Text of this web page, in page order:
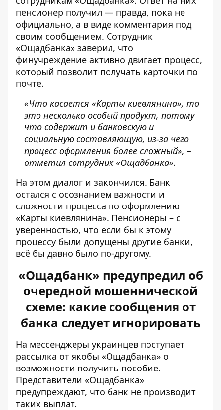
пенсионер получил — правда, пока не
официально, а в виде комментария под
своим сообщением. Сотрудник
«Ощадбанка» заверил, что
финучреждение активно двигает процесс,
который позволит получать карточки по
почте.
«Что касается «Карты киевлянина», то
это несколько особый продукт, потому
что содержит и банковскую и
социальную составляющую, из-за чего
процесс оформления более сложный», –
отметил сотрудник «Ощадбанка».
На этом диалог и закончился. Банк
остался с осознанием важности и
сложности процесса по оформлению
«Карты киевлянина». Пенсионеры – с
уверенностью, что если бы к этому
процессу были допущены другие банки,
всё бы давно было по-другому.
«Ощадбанк» предупредил об
очередной мошеннической
схеме: какие сообщения от
банка следует игнорировать
На мессенджеры украинцев поступает
рассылка от якобы «Ощадбанка» о
возможности получить пособие.
Представители «Ощадбанка»
предупреждают, что банк не производит
таких выплат.